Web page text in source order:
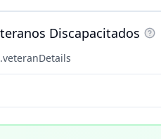
Discapacitados